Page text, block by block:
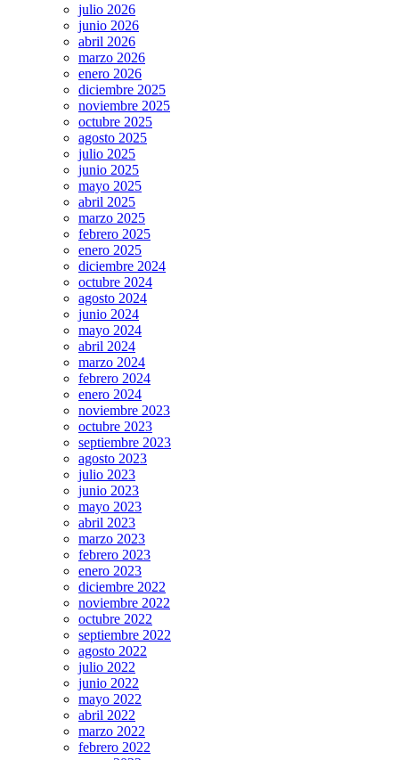
julio 2026
junio 2026
abril 2026
marzo 2026
enero 2026
diciembre 2025
noviembre 2025
octubre 2025
agosto 2025
julio 2025
junio 2025
mayo 2025
abril 2025
marzo 2025
febrero 2025
enero 2025
diciembre 2024
octubre 2024
agosto 2024
junio 2024
mayo 2024
abril 2024
marzo 2024
febrero 2024
enero 2024
noviembre 2023
octubre 2023
septiembre 2023
agosto 2023
julio 2023
junio 2023
mayo 2023
abril 2023
marzo 2023
febrero 2023
enero 2023
diciembre 2022
noviembre 2022
octubre 2022
septiembre 2022
agosto 2022
julio 2022
junio 2022
mayo 2022
abril 2022
marzo 2022
febrero 2022